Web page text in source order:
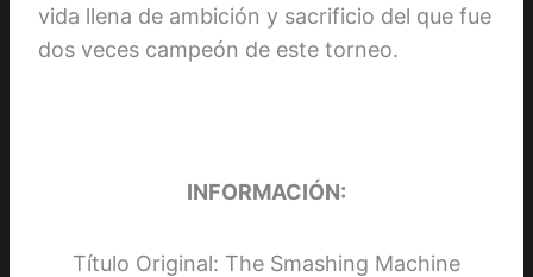
vida llena de ambición y sacrificio del que fue
dos veces campeón de este torneo.
INFORMACIÓN:
Título Original: The Smashing Machine